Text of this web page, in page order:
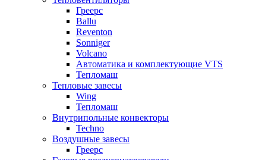
Греерс
Ballu
Reventon
Sonniger
Volcano
Автоматика и комплектующие VTS
Тепломаш
Тепловые завесы
Wing
Тепломаш
Внутрипольные конвекторы
Techno
Воздушные завесы
Греерс